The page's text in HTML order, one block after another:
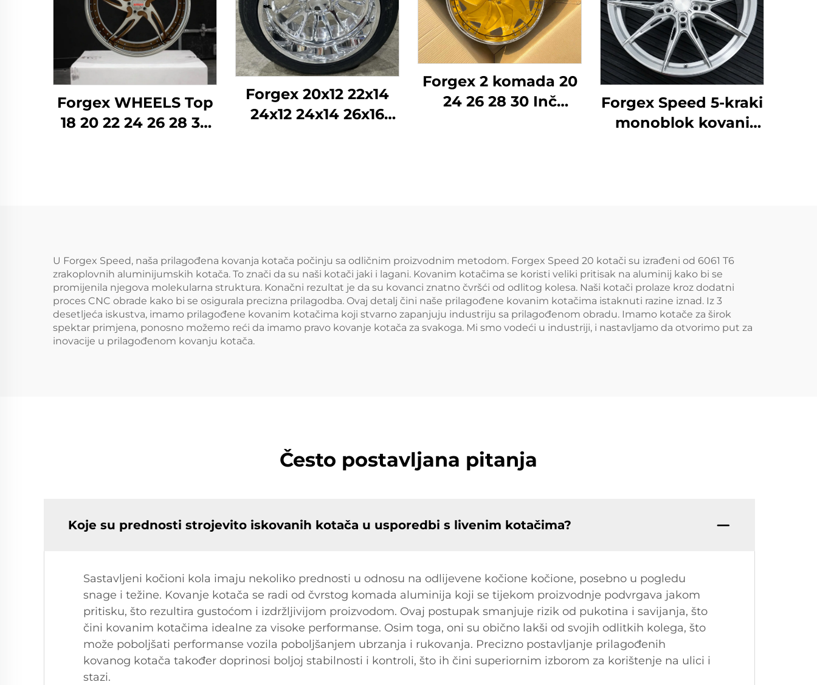
Forgex WHEELS Top
18 20 22 24 26 28 30
Forgex 20x12 22x14
24x12 24x14 26x16
Forgex 2 komada 20
24 26 28 30 Inč
Forgex Speed 5-kraki
monoblok kovani
U Forgex Speed, naša prilagođena kovanja kotača počinju sa odličnim proizvodnim metodom. Forgex Speed 20 kotači su izrađeni od 6061 T6
zrakoplovnih aluminijumskih kotača. To znači da su naši kotači jaki i lagani. Kovanim kotačima se koristi veliki pritisak na aluminij kako bi se
promijenila njegova molekularna struktura. Konačni rezultat je da su kovanci znatno čvršći od odlitog kolesa. Naši kotači prolaze kroz dodatni
proces CNC obrade kako bi se osigurala precizna prilagodba. Ovaj detalj čini naše prilagođene kovanim kotačima istaknuti razine iznad. Iz 3
desetljeća iskustva, imamo prilagođene kovanim kotačima koji stvarno zapanjuju industriju sa prilagođenom obradu. Imamo kotače za širok
spektar primjena, ponosno možemo reći da imamo pravo kovanje kotača za svakoga. Mi smo vodeći u industriji, i nastavljamo da otvorimo put za
inovacije u prilagođenom kovanju kotača.
Često postavljana pitanja
Koje su prednosti strojevito iskovanih kotača u usporedbi s livenim kotačima?
Sastavljeni kočioni kola imaju nekoliko prednosti u odnosu na odlijevene kočione kočione, posebno u pogledu
snage i težine. Kovanje kotača se radi od čvrstog komada aluminija koji se tijekom proizvodnje podvrgava jakom
pritisku, što rezultira gustoćom i izdržljivijom proizvodom. Ovaj postupak smanjuje rizik od pukotina i savijanja, što
čini kovanim kotačima idealne za visoke performanse. Osim toga, oni su obično lakši od svojih odlitkih kolega, što
može poboljšati performanse vozila poboljšanjem ubrzanja i rukovanja. Precizno postavljanje prilagođenih
kovanog kotača također doprinosi boljoj stabilnosti i kontroli, što ih čini superiornim izborom za korištenje na ulici i
stazi.